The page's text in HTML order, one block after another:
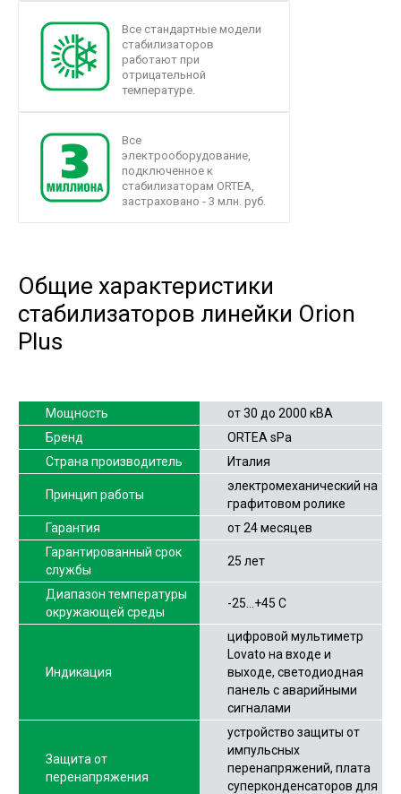
Все стандартные модели
стабилизаторов
работают при
отрицательной
температуре.
Все
электрооборудование,
подключенное к
стабилизаторам ORTEA,
застраховано - 3 млн. руб.
Общие характеристики
стабилизаторов линейки Orion
Plus
Мощность
от 30 до 2000 кВА
Бренд
ORTEA sPa
Страна производитель
Италия
Принцип работы
электромеханический на
графитовом ролике
Гарантия
от 24 месяцев
Гарантированный срок
службы
25 лет
Диапазон температуры
окружающей среды
-25…+45 С
Индикация
цифровой мультиметр
Lovato на входе и
выходе, светодиодная
панель с аварийными
сигналами
Защита от
перенапряжения
устройство защиты от
импульсных
перенапряжений, плата
суперконденсаторов для